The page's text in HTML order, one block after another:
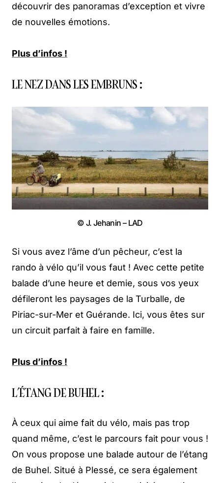
découvrir des panoramas d’exception et vivre
de nouvelles émotions.
Plus d’infos !
LE NEZ DANS LES EMBRUNS :
© J. Jehanin – LAD
Si vous avez l’âme d’un pêcheur, c’est la
rando à vélo qu’il vous faut ! Avec cette petite
balade d’une heure et demie, sous vos yeux
défileront les paysages de la Turballe, de
Piriac-sur-Mer et Guérande. Ici, vous êtes sur
un circuit parfait à faire en famille.
Plus d’infos !
L’ÉTANG DE BUHEL :
À ceux qui aime fait du vélo, mais pas trop
quand même, c’est le parcours fait pour vous !
On vous propose une balade autour de l’étang
de Buhel. Situé à Plessé, ce sera également